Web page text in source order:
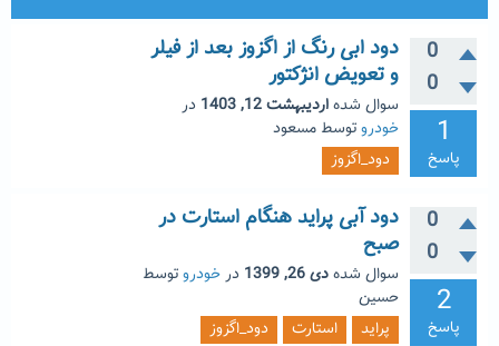
0
0
1
پاسخ
دود ابی رنگ از اگزوز بعد از فیلر
و تعویض انژکتور
سوال شدهاردیبهشت 12, 1403
در
خودروتوسط مسعود
دود_اگزوز
0
0
2
پاسخ
دود آبی پراید هنگام استارت در
صبح
سوال شدهدی 26, 1399 درخودروتوسط
حسین
پراید
استارت
دود_اگزوز